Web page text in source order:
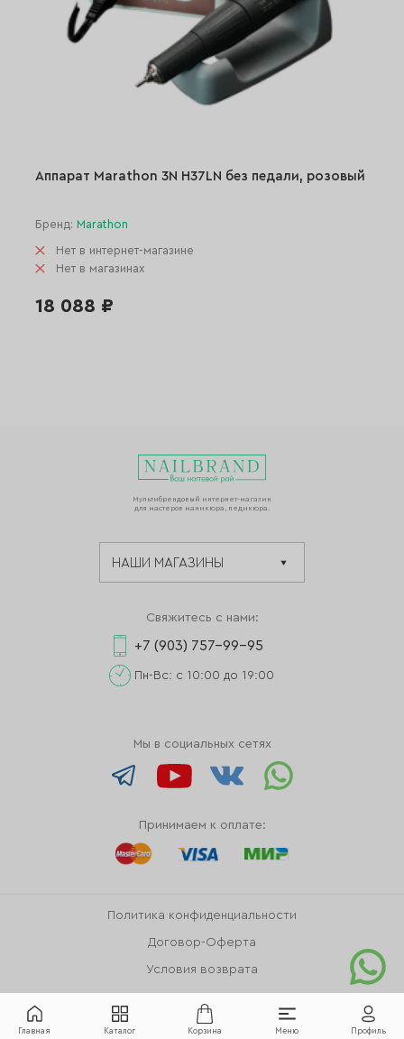
Аппарат Marathon 3N H37LN без педали, розовый
Бренд: Marathon
Нет в интернет-магазине
Нет в магазинах
18 088 ₽
Мультибрендовый интернет-магазин
для мастеров маникюра, педикюра.
Свяжитесь с нами:
+7 (903) 757-99-95
Пн-Вс: с 10:00 до 19:00
Мы в социальных сетях
Принимаем к оплате:
Политика конфиденциальности
Договор-Оферта
Условия возврата
Главная Каталог Корзина Меню Профиль